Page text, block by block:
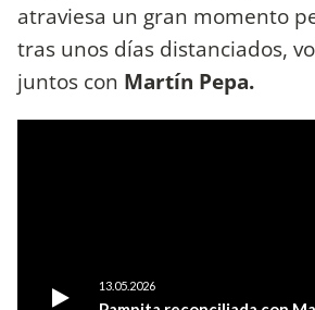
atraviesa un gran momento
tras unos días distanciados,
juntos con Martín Pepa.